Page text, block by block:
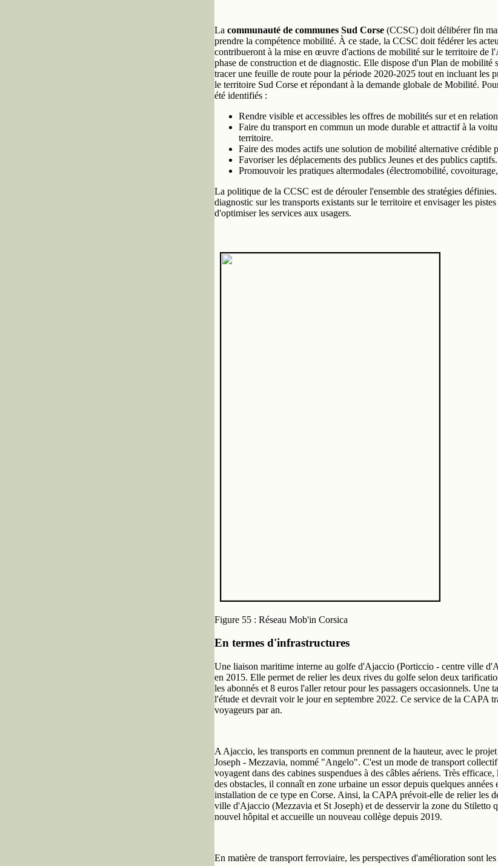
La communauté de communes Sud Corse (CCSC) doit délibérer fin
prendre la compétence mobilité. À ce stade, la CCSC doit fédérer les
contribueront à la mise en œuvre d'actions de mobilité sur le territoire de
phase de construction et de diagnostic. Elle dispose d'un Plan de mobilité
tracer une feuille de route pour la période 2020-2025 tout en incluant les
le territoire Sud Corse et répondant à la demande globale de Mobilité.
été identifiés :
Rendre visible et accessibles les offres de mobilités sur et en
Faire du transport en commun un mode durable et attractif à la
territoire.
Faire des modes actifs une solution de mobilité alternative crédible
Favoriser les déplacements des publics Jeunes et des publics captifs.
Promouvoir les pratiques altermodales (électromobilité,
La politique de la CCSC est de dérouler l'ensemble des stratégies
diagnostic sur les transports existants sur le territoire et envisager les
d'optimiser les services aux usagers.
Figure 55 : Réseau Mob'in Corsica
En termes d'infrastructures
Une liaison maritime interne au golfe d'Ajaccio (Porticcio - centre ville
en 2015. Elle permet de relier les deux rives du golfe selon deux
les abonnés et 8 euros l'aller retour pour les passagers occasionnels. Une
l'étude et devrait voir le jour en septembre 2022. Ce service de la CAPA
voyageurs par an.
A Ajaccio, les transports en commun prennent de la hauteur, avec le
Joseph - Mezzavia, nommé "Angelo". C'est un mode de transport collectif
voyagent dans des cabines suspendues à des câbles aériens. Très
des obstacles, il connaît en zone urbaine un essor depuis quelques années
installation de ce type en Corse. Ainsi, la CAPA prévoit-elle de relier les
ville d'Ajaccio (Mezzavia et St Joseph) et de desservir la zone du Stiletto
nouvel hôpital et accueille un nouveau collège depuis 2019.
En matière de transport ferroviaire, les perspectives d'amélioration sont les